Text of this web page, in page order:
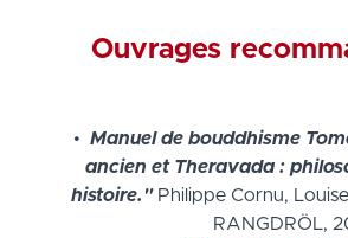
Ouvrages
Manuel de bouddhisme
ancien et Theravada :
histoire."Philippe Cornu,
RANGDRÖL,